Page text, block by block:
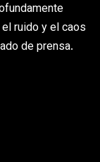
ruido y el caos
de prensa.